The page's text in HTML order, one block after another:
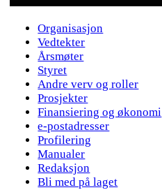
Organisasjon
Vedtekter
Årsmøter
Styret
Andre verv og roller
Prosjekter
Finansiering og økonomi
e-postadresser
Profilering
Manualer
Redaksjon
Bli med på laget